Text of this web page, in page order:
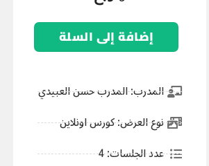
إضافة إلى السلة
المدرب: المدرب حسن العبيدي
نوع العرض: كورس اونلاين
عدد الجلسات: 4